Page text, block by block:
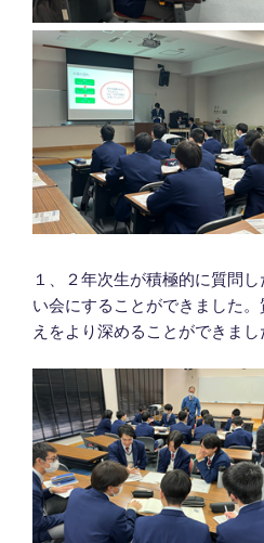
１、２年次生が積極的に質問
い会にすることができました
えをより深めることができまし